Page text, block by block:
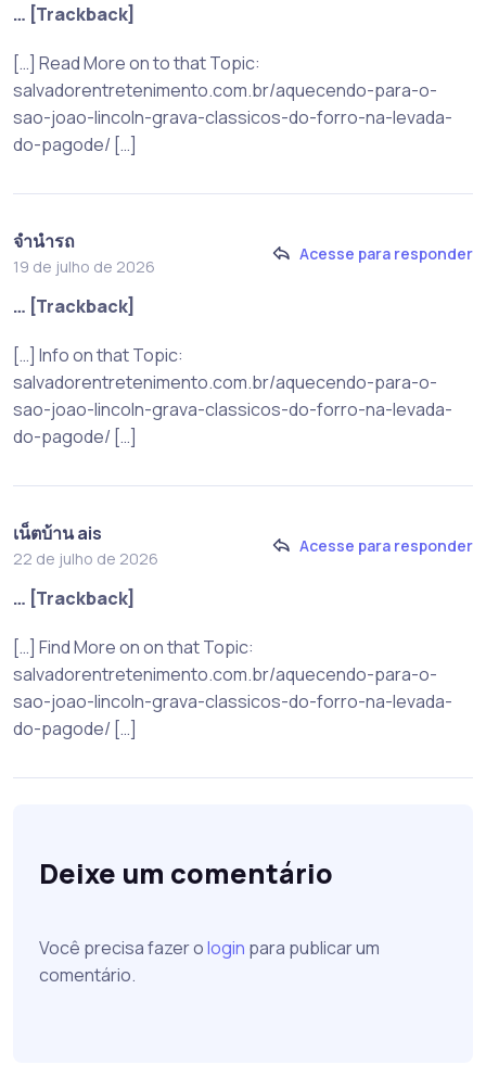
… [Trackback]
[…] Read More on to that Topic:
salvadorentretenimento.com.br/aquecendo-para-o-
sao-joao-lincoln-grava-classicos-do-forro-na-levada-
do-pagode/ […]
จำนำรถ
19 de julho de 2026
Acesse para responder
… [Trackback]
[…] Info on that Topic:
salvadorentretenimento.com.br/aquecendo-para-o-
sao-joao-lincoln-grava-classicos-do-forro-na-levada-
do-pagode/ […]
เน็ตบ้าน ais
22 de julho de 2026
Acesse para responder
… [Trackback]
[…] Find More on on that Topic:
salvadorentretenimento.com.br/aquecendo-para-o-
sao-joao-lincoln-grava-classicos-do-forro-na-levada-
do-pagode/ […]
Deixe um comentário
Você precisa fazer ologin para publicar um
comentário.